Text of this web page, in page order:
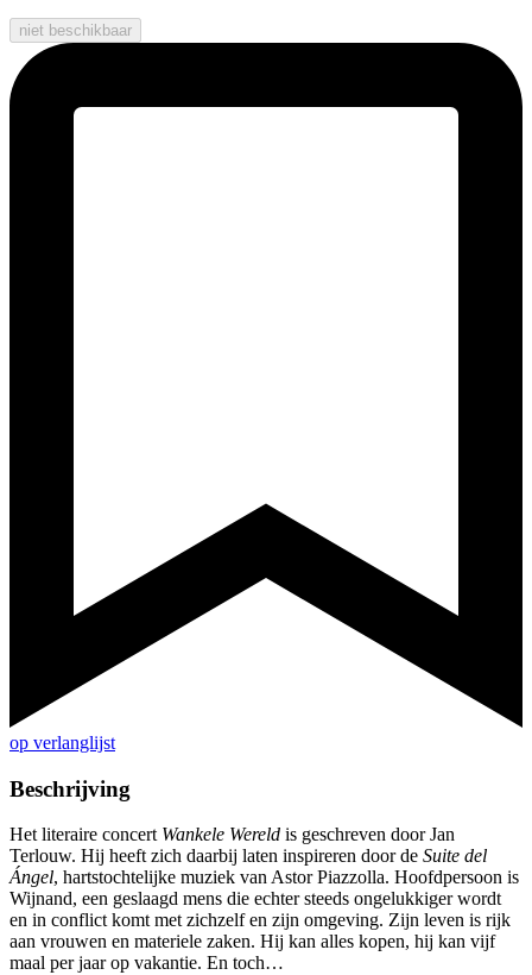
niet beschikbaar
op verlanglijst
Beschrijving
Het literaire concert Wankele Wereld is geschreven door Jan
Terlouw. Hij heeft zich daarbij laten inspireren door de Suite del
Ángel, hartstochtelijke muziek van Astor Piazzolla. Hoofdpersoon is
Wijnand, een geslaagd mens die echter steeds ongelukkiger wordt
en in conflict komt met zichzelf en zijn omgeving. Zijn leven is rijk
aan vrouwen en materiele zaken. Hij kan alles kopen, hij kan vijf
maal per jaar op vakantie. En toch…